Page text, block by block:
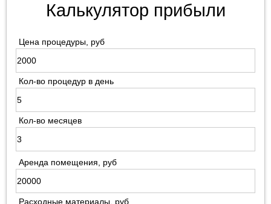
Калькулятор прибыли
Цена процедуры, руб
Кол-во процедур в день
Кол-во месяцев
Аренда помещения, руб
Расходные материалы, руб